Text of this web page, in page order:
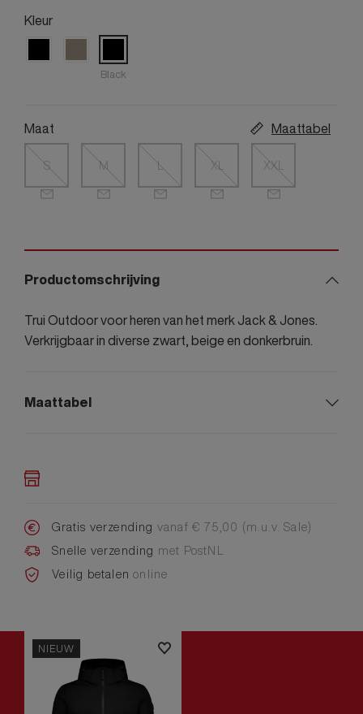
Kleur
Black
Maat Maattabel
S M L XL XXL
Productomschrijving
Trui Outdoor voor heren van het merk Jack & Jones.
Verkrijgbaar in diverse zwart, beige en donkerbruin.
Maattabel
Gratis verzending vanaf € 75,00 (m.u.v. Sale)
Snelle verzending met PostNL
Veilig betalenonline
NIEUW